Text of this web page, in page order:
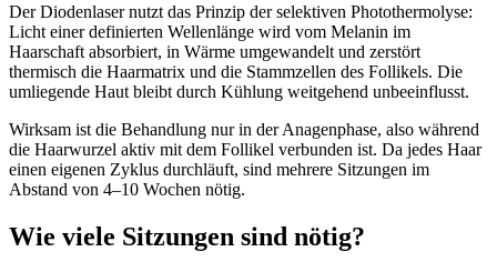
Der Diodenlaser nutzt das Prinzip der selektiven Photothermolyse:
Licht einer definierten Wellenlänge wird vom Melanin im
Haarschaft absorbiert, in Wärme umgewandelt und zerstört
thermisch die Haarmatrix und die Stammzellen des Follikels. Die
umliegende Haut bleibt durch Kühlung weitgehend unbeeinflusst.
Wirksam ist die Behandlung nur in der Anagenphase, also während
die Haarwurzel aktiv mit dem Follikel verbunden ist. Da jedes Haar
einen eigenen Zyklus durchläuft, sind mehrere Sitzungen im
Abstand von 4–10 Wochen nötig.
Wie viele Sitzungen sind nötig?